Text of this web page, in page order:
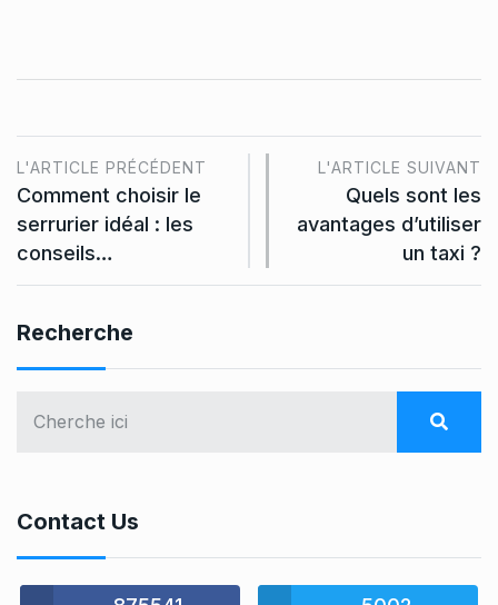
L'ARTICLE PRÉCÉDENT
Comment choisir le
serrurier idéal : les
conseils…
L'ARTICLE SUIVANT
Quels sont les
avantages d’utiliser
un taxi ?
Recherche
Contact Us